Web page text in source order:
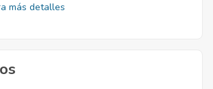
más detalles